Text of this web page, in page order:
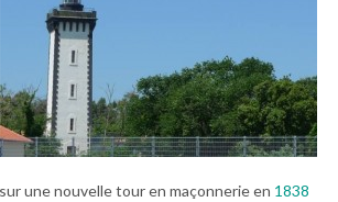
une nouvelle tour en maçonnerie en 1838